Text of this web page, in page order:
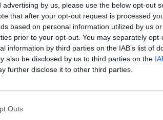
by us, please use the below opt-out
that after your opt-out request is processed
based on personal information utilized by us
prior to your opt-out. You may separately
information by third parties on the IAB’s list of
also be disclosed by us to third parties on the
further disclose it to other third parties.
Outs